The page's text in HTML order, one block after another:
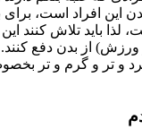
این افراد است،
باید تلاش کنند این
از بدن دفع کنند.
و تر و گرم و تر